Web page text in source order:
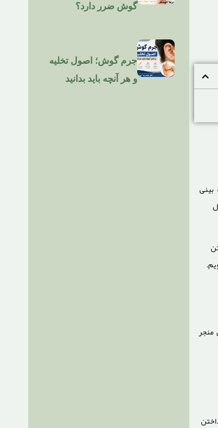
منجر
گوش ضرر دارد؟
جرم گوش؛ اصول تخلیه
و هر آنچه باید بدانید